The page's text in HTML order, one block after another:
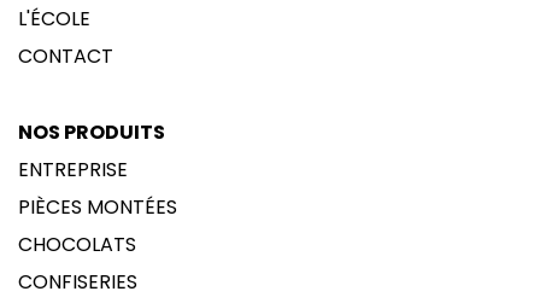
L'ÉCOLE
CONTACT
NOS PRODUITS
ENTREPRISE
PIÈCES MONTÉES
CHOCOLATS
CONFISERIES